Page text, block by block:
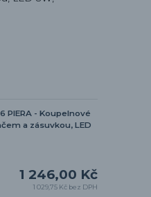
PIERA - Koupelnové
a zásuvkou, LED
1 246,00 Kč
1 029,75 Kč bez DPH